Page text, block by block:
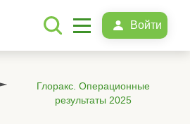
Войти
Глоракс. Операционные
результаты 2025